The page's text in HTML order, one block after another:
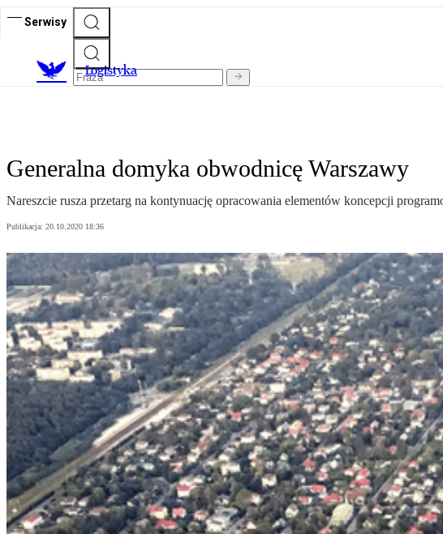
Serwisy
Logistyka
Generalna domyka obwodnicę Warszawy
Nareszcie rusza przetarg na kontynuację opracowania elementów koncepcji
Publikacja: 20.10.2020 18:36